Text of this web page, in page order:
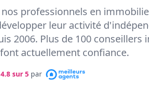
professionnels en
leur activité
2006. Plus de 100 conseillers
actuellement confiance.
4.8 sur 5 par